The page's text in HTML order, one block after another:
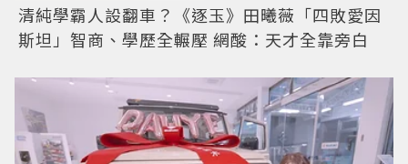
清純學霸人設翻車？《逐玉》田曦薇「四敗愛因
斯坦」智商、學歷全輾壓 網酸：天才全靠旁白